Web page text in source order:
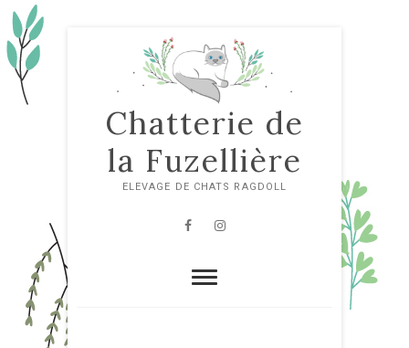
Chatterie de
la Fuzellière
ELEVAGE DE CHATS RAGDOLL
Facebook